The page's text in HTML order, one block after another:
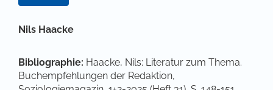
Hauptsächlicher Artikelinhalt
Nils Haacke
Bibliographie: Haacke, Nils: Literatur zum Thema.
Buchempfehlungen der Redaktion,